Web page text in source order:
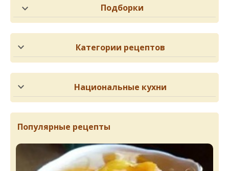
Подборки
Категории рецептов
Национальные кухни
Популярные рецепты